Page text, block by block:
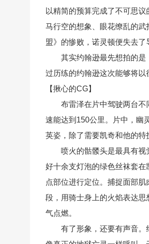
以精简的预算完成了不可思
马行空的想象、眼花缭乱的
盟》的惨败，诺灵顿便失去了
其实约翰逊最先想拍的是《
过历练的约翰逊这次能够将以
【揪心的CG】
布雷泽在片中驾驶两台不同
速能达到150公里。片中，幽
英姿，除了需要凯奇和他的特
喷火的骷髅头是最具有视觉
好十余支灯泡的绿色丝袜套
点部位进行定位。捕捉面部
段，用骑士身上的火焰表达
气点燃。
有了形象，还要有声音。约